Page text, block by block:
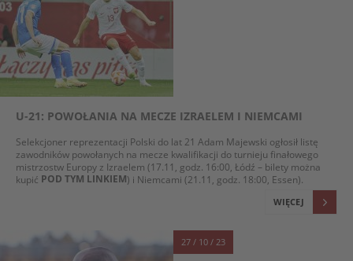
U-21: POWOŁANIA NA MECZE IZRAELEM I NIEMCAMI
Selekcjoner reprezentacji Polski do lat 21 Adam Majewski ogłosił listę
zawodników powołanych na mecze kwalifikacji do turnieju finałowego
mistrzostw Europy z Izraelem (17.11, godz. 16:00, Łódź – bilety można
kupić POD TYM LINKIEM) i Niemcami (21.11, godz. 18:00, Essen).
WIĘCEJ
27 / 10 / 23